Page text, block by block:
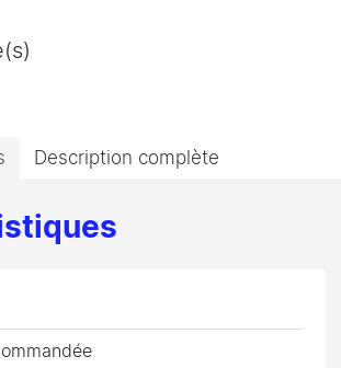
Description complète